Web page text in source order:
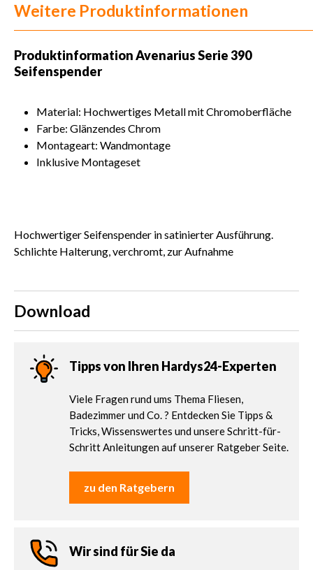
Weitere Produktinformationen
ProduktinformationAvenarius Serie 390
Seifenspender
Material: Hochwertiges Metall mit Chromoberfläche
Farbe: Glänzendes Chrom
Montageart: Wandmontage
Inklusive Montageset
Hochwertiger Seifenspender in satinierter Ausführung.
Schlichte Halterung, verchromt, zur Aufnahme
Download
Tipps von Ihren Hardys24-Experten
Viele Fragen rund ums Thema Fliesen,
Badezimmer und Co. ? Entdecken Sie Tipps &
Tricks, Wissenswertes und unsere Schritt-für-
Schritt Anleitungen auf unserer Ratgeber Seite.
zu den Ratgebern
Wir sind für Sie da